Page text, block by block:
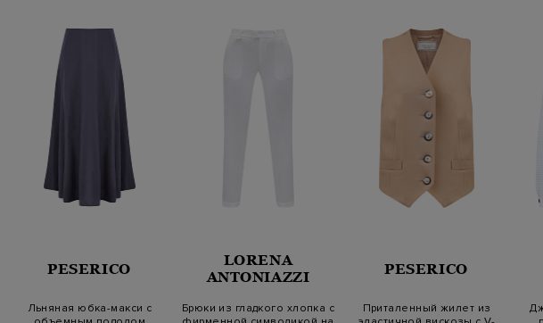
PESERICO
Льняная юбка-макси с
LORENA
ANTONIAZZI
Брюки из гладкого хлопка с
PESERICO
Приталенный жилет из